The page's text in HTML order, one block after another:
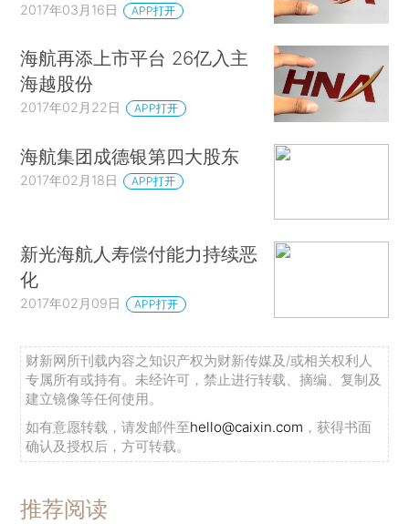
2017年03月16日 APP打开
海航再添上市平台 26亿入主
海越股份
2017年02月22日 APP打开
海航集团成德银第四大股东
2017年02月18日 APP打开
新光海航人寿偿付能力持续恶
化
2017年02月09日 APP打开
财新网所刊载内容之知识产权为财新传媒及/或相关权利人
专属所有或持有。未经许可，禁止进行转载、摘编、复制及
建立镜像等任何使用。
如有意愿转载，请发邮件至hello@caixin.com ，获得书面
确认及授权后，方可转载。
推荐阅读